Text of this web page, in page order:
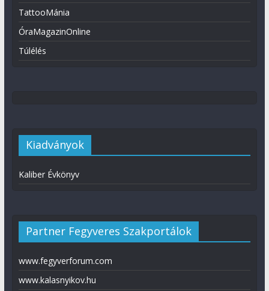
TattooMánia
ÓraMagazinOnline
Túlélés
Kiadványok
Kaliber Évkönyv
Partner Fegyveres Szakportálok
www.fegyverforum.com
www.kalasnyikov.hu